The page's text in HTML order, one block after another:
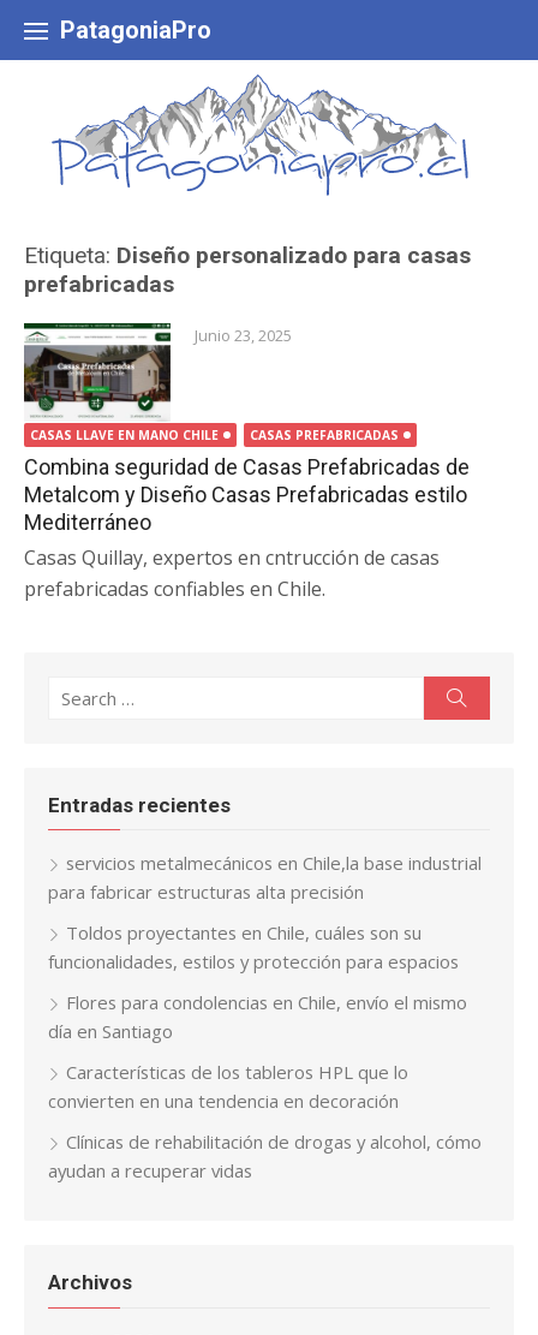
content
PatagoniaPro
Etiqueta: Diseño personalizado para casas
prefabricadas
Junio 23, 2025
CASAS LLAVE EN MANO CHILE CASAS PREFABRICADAS
Combina seguridad de Casas Prefabricadas de
Metalcom y Diseño Casas Prefabricadas estilo
Mediterráneo
Casas Quillay, expertos en cntrucción de casas
prefabricadas confiables en Chile.
for:
Entradas recientes
servicios metalmecánicos en Chile,la base industrial
para fabricar estructuras alta precisión
Toldos proyectantes en Chile, cuáles son su
funcionalidades, estilos y protección para espacios
Flores para condolencias en Chile, envío el mismo
día en Santiago
Características de los tableros HPL que lo
convierten en una tendencia en decoración
Clínicas de rehabilitación de drogas y alcohol, cómo
ayudan a recuperar vidas
Archivos